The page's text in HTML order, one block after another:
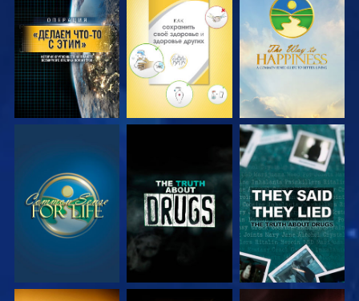
СМОТРЕТЬ СМОТРЕТЬ СМОТРЕТЬ
СМОТРЕТЬ СМОТРЕТЬ СМОТРЕТЬ